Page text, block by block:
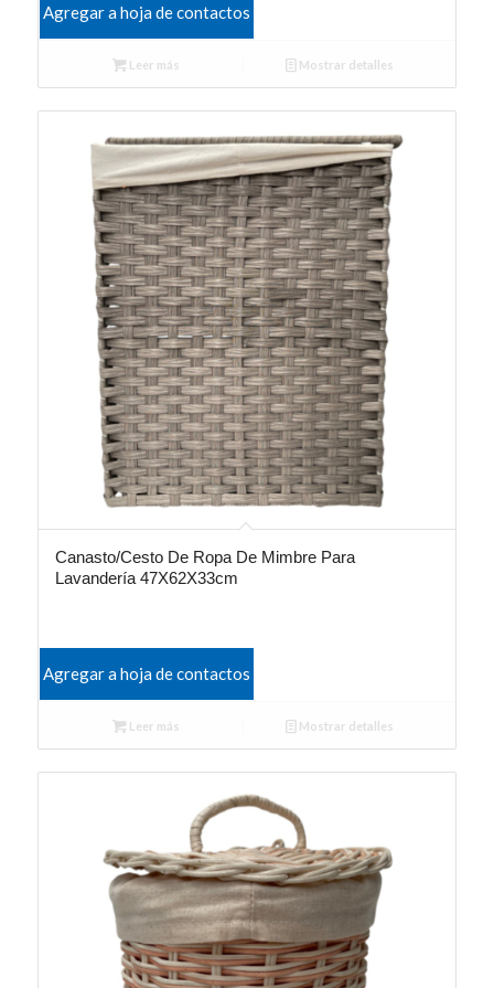
Agregar a hoja de contactos
Leer más Mostrar detalles
Canasto/Cesto De Ropa De Mimbre Para
Lavandería 47X62X33cm
Agregar a hoja de contactos
Leer más Mostrar detalles